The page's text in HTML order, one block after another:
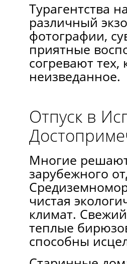
Турагентства
различный
фотографии,
приятные
согревают
неизведанное.
Отпуск в
Многие
зарубежного
чистая
климат.
теплые
способны